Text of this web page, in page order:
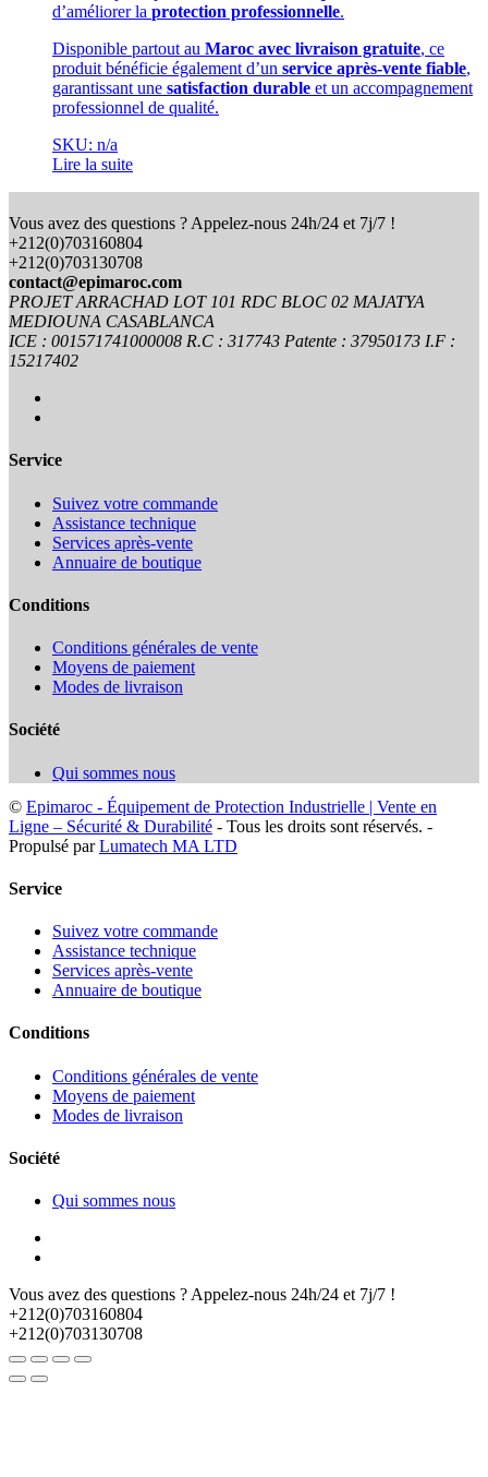
d’améliorer la protection professionnelle.
Disponible partout au Maroc avec livraison gratuite, ce
produit bénéficie également d’un service après-vente fiable,
garantissant une satisfaction durable et un accompagnement
professionnel de qualité.
SKU: n/a
Lire la suite
Vous avez des questions ? Appelez-nous 24h/24 et 7j/7 !
+212(0)703160804
+212(0)703130708
contact@epimaroc.com
PROJET ARRACHAD LOT 101 RDC BLOC 02 MAJATYA
MEDIOUNA CASABLANCA
ICE : 001571741000008 R.C : 317743 Patente : 37950173 I.F :
15217402
Service
Suivez votre commande
Assistance technique
Services après-vente
Annuaire de boutique
Conditions
Conditions générales de vente
Moyens de paiement
Modes de livraison
Société
Qui sommes nous
© Epimaroc - Équipement de Protection Industrielle | Vente en
Ligne – Sécurité & Durabilité - Tous les droits sont réservés. -
Propulsé parLumatech MA LTD
Service
Suivez votre commande
Assistance technique
Services après-vente
Annuaire de boutique
Conditions
Conditions générales de vente
Moyens de paiement
Modes de livraison
Société
Qui sommes nous
Vous avez des questions ? Appelez-nous 24h/24 et 7j/7 !
+212(0)703160804
+212(0)703130708